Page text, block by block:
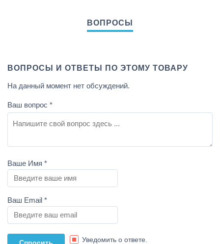
ВОПРОСЫ И ОТВЕТЫ ПО ЭТОМУ ТОВАРУ
На данный момент нет обсуждений.
Ваш вопрос *
Ваше Имя *
Ваш Email *
Уведомить о ответе.